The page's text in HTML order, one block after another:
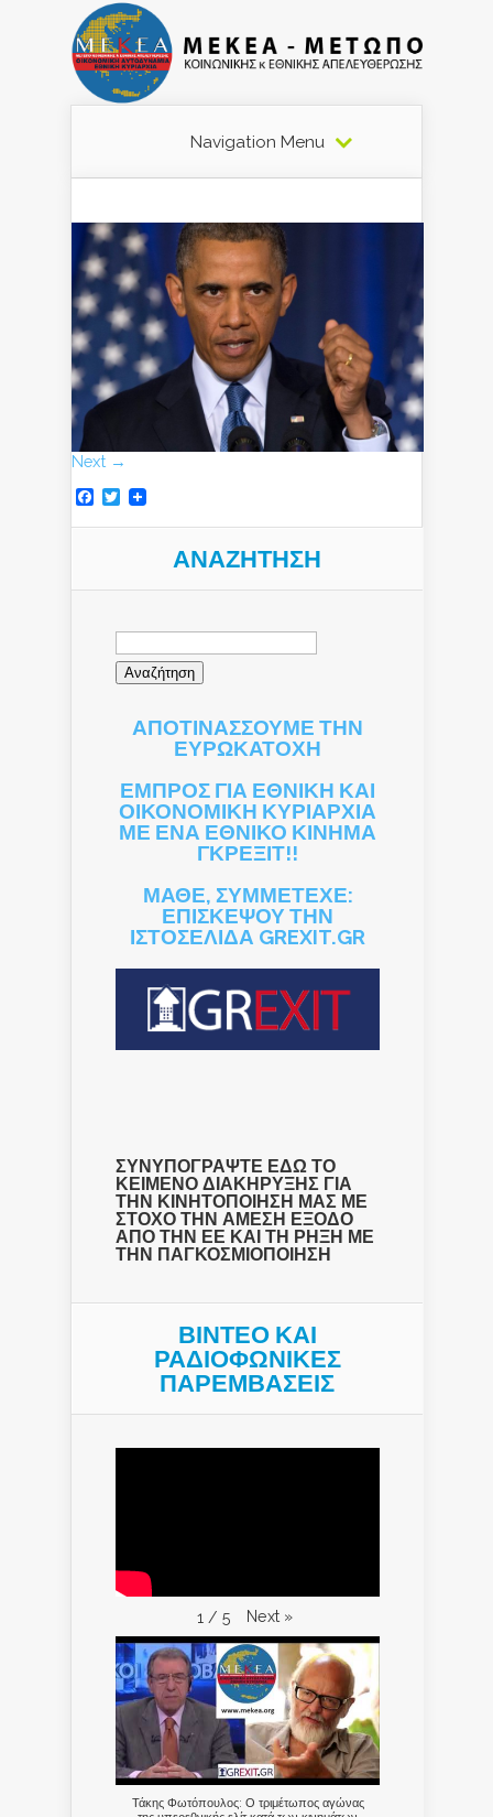
Navigation Menu
Next →
Facebook
Twitter
ΑΝΑΖΉΤΗΣΗ
Αναζήτηση
ΑΠΟΤΙΝΑΣΣΟΥΜΕ ΤΗΝ
ΕΥΡΩΚΑΤΟΧΗ
ΕΜΠΡΟΣ ΓΙΑ ΕΘΝΙΚΗ ΚΑΙ
ΟΙΚΟΝΟΜΙΚΗ ΚΥΡΙΑΡΧΙΑ
ΜΕ ΕΝΑ ΕΘΝΙΚΟ ΚΙΝΗΜΑ
ΓΚΡΕΞΙΤ!!
ΜΑΘΕ, ΣΥΜΜΕΤΕΧΕ:
ΕΠΙΣΚΕΨΟΥ ΤΗΝ
ΙΣΤΟΣΕΛΙΔΑ GREXIT.GR
ΣΥΝΥΠΟΓΡΑΨΤΕ ΕΔΩ ΤΟ
ΚΕΙΜΕΝΟ ΔΙΑΚΗΡΥΞΗΣ ΓΙΑ
ΤΗΝ ΚΙΝΗΤΟΠΟΙΗΣΗ ΜΑΣ ΜΕ
ΣΤΟΧΟ ΤΗΝ ΑΜΕΣΗ ΕΞΟΔΟ
ΑΠΟ ΤΗΝ ΕΕ ΚΑΙ ΤΗ ΡΗΞΗ ΜΕ
ΤΗΝ ΠΑΓΚΟΣΜΙΟΠΟΙΗΣΗ
ΒΙΝΤΕΟ ΚΑΙ
ΡΑΔΙΟΦΩΝΙΚΕΣ
ΠΑΡΕΜΒΑΣΕΙΣ
1 / 5 Next »
Τάκης Φωτόπουλος: Ο τριμέτωπος αγώνας